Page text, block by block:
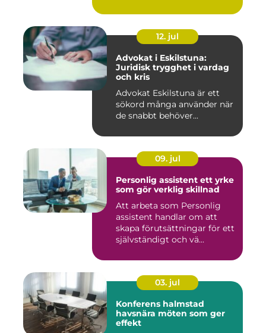
12. jul
Advokat i Eskilstuna:
Juridisk trygghet i vardag
och kris
Advokat Eskilstuna är ett
sökord många använder när
de snabbt behöver...
09. jul
Personlig assistent ett yrke
som gör verklig skillnad
Att arbeta som Personlig
assistent handlar om att
skapa förutsättningar för ett
självständigt och vä...
03. jul
Konferens halmstad
havsnära möten som ger
effekt